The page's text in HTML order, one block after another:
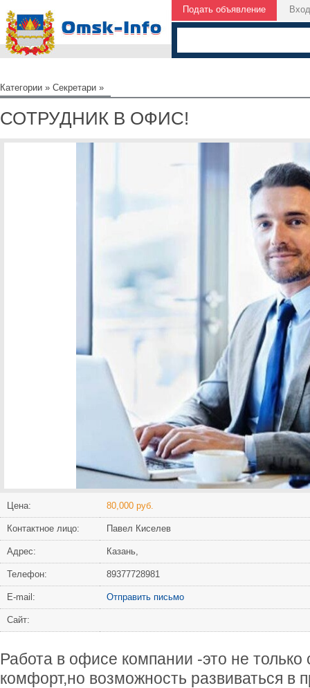
Подать объявление Вход
Категории » Секретари »
СОТРУДНИК В ОФИС!
Цена: 80,000 руб.
Контактное лицо: Павел Киселев
Адрес: Казань,
Телефон: 89377728981
Е-mail: Отправить письмо
Сайт:
Работа в офисе компании -это не только
комфорт,но возможность развиваться в